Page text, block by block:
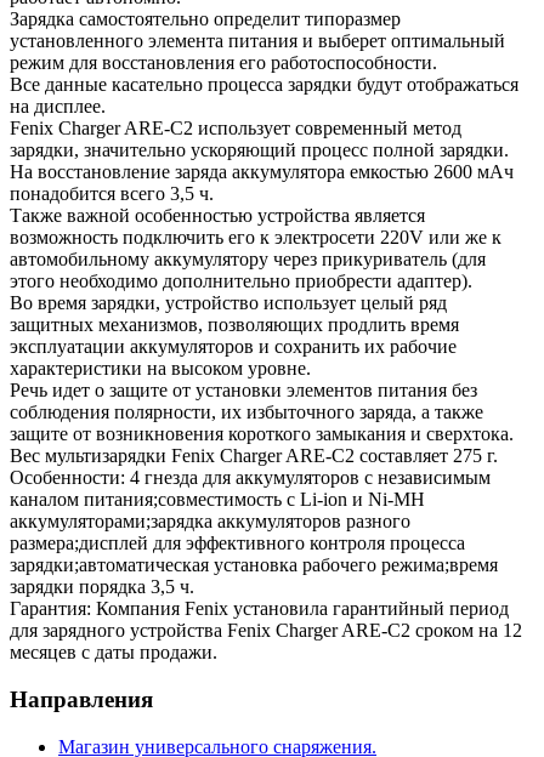
Зарядка самостоятельно определит типоразмер
установленного элемента питания и выберет оптимальный
режим для восстановления его работоспособности.
Все данные касательно процесса зарядки будут отображаться
на дисплее.
Fenix Charger ARE-C2 использует современный метод
зарядки, значительно ускоряющий процесс полной зарядки.
На восстановление заряда аккумулятора емкостью 2600 мАч
понадобится всего 3,5 ч.
Также важной особенностью устройства является
возможность подключить его к электросети 220V или же к
автомобильному аккумулятору через прикуриватель (для
этого необходимо дополнительно приобрести адаптер).
Во время зарядки, устройство использует целый ряд
защитных механизмов, позволяющих продлить время
эксплуатации аккумуляторов и сохранить их рабочие
характеристики на высоком уровне.
Речь идет о защите от установки элементов питания без
соблюдения полярности, их избыточного заряда, а также
защите от возникновения короткого замыкания и сверхтока.
Вес мультизарядки Fenix Charger ARE-C2 составляет 275 г.
Особенности: 4 гнезда для аккумуляторов с независимым
каналом питания;совместимость с Li-ion и Ni-MH
аккумуляторами;зарядка аккумуляторов разного
размера;дисплей для эффективного контроля процесса
зарядки;автоматическая установка рабочего режима;время
зарядки порядка 3,5 ч.
Гарантия: Компания Fenix установила гарантийный период
для зарядного устройства Fenix Charger ARE-C2 сроком на 12
месяцев с даты продажи.
Направления
Магазин универсального снаряжения.